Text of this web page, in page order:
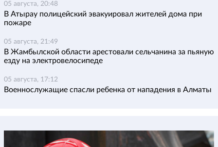
05 августа, 20:48
В Атырау полицейский эвакуировал жителей дома при
пожаре
05 августа, 21:49
В Жамбылской области арестовали сельчанина за пьяную
езду на электровелосипеде
05 августа, 17:12
Военнослужащие спасли ребенка от нападения в Алматы